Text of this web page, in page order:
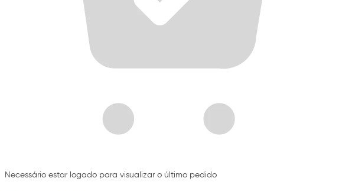
Necessário estar logado para visualizar o último pedido